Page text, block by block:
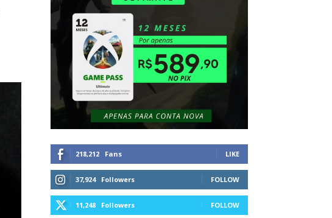
218,212 Fans LIKE
37,924 Followers FOLLOW
11,248 Followers FOLLOW